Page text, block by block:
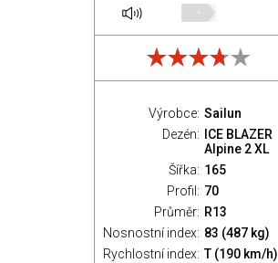
-
Výrobce: Sailun
Dezén:
ICE BLAZER
Alpine 2 XL
Šířka: 165
Profil: 70
Průměr: R13
Nosnostní index: 83 (487 kg)
Rychlostní index: T (190 km/h)